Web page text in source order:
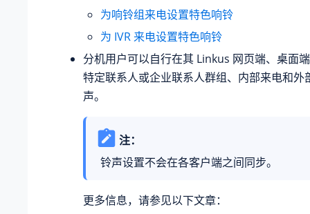
为响铃组来电设置特色响铃
为 IVR 来电设置特色响铃
分机用户可以自行在其 Linkus 网页端、桌面
特定联系人或企业联系人群组、内部来电和外
声。
注：
铃声设置不会在各客户端之间同步。
更多信息，请参见以下文章：